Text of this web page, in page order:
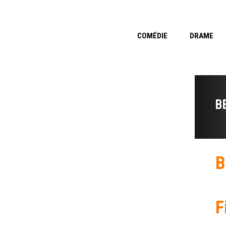
COMÉDIE DRAME